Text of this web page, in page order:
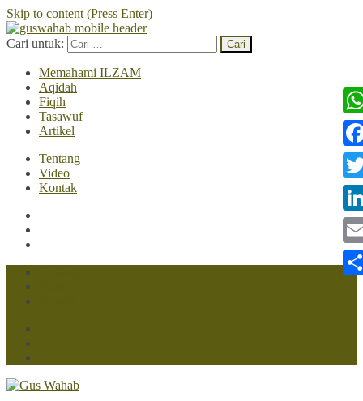
Skip to content (Press Enter)
Cari untuk:
Memahami ILZAM
Aqidah
Fiqih
Tasawuf
Artikel
Tentang
Video
Kontak